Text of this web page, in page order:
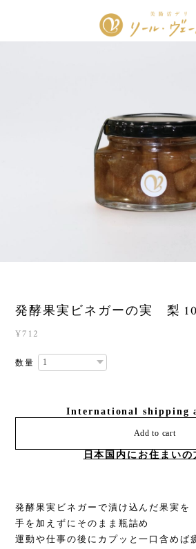
発酵果実ビネガーの実 梨
¥712
数量
International shipping
Add to cart
日本国内にお住まいの
発酵果実ビネガーで漬け込んだ果実を
手を加えずにそのまま瓶詰め
運動や仕事の後にカプッと一口含めば